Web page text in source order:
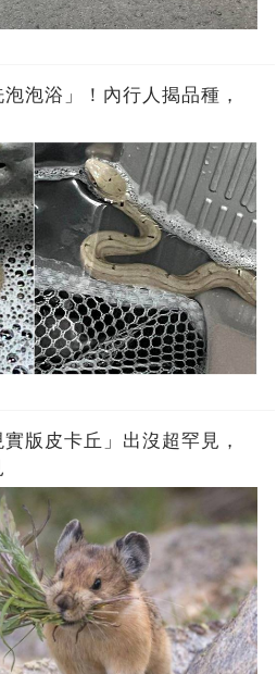
泡浴」！內行人揭品種，
版皮卡丘」出沒超罕見，